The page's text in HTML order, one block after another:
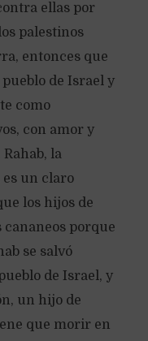
ellas por
palestinos
entonces que
de Israel y
como
con amor y
la
un claro
los hijos de
porque
se salvó
de Israel, y
un hijo de
que morir en